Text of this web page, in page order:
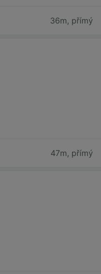
36m, přímý
47m, přímý